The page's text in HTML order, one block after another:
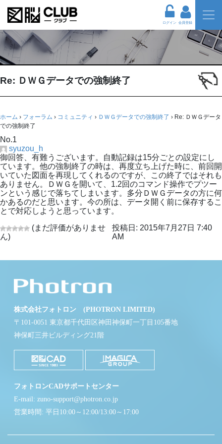
ログイン 会員登録
Re: ＤＷＧデータでの強制終了
ホーム › フォーラム › コミュニティ › ＤＷＧデータでの強制終了 › Re: ＤＷＧデータ
での強制終了
No.1
syuzou_h
御回答、有難うございます。自動記録は15分ごとの設定にし
ています。他の強制終了の時は、再度立ち上げた時に、前回開
いていた図面を再現してくれるのですが、この終了ではそれも
ありません。ＤＷＧを開いて、1.2回のコマンド操作でプツー
ンという感じで落ちてしまいます。多分ＤＷＧデータの方に何
かあるのだと思います。今の所は、データ開く前に保存するこ
とで対応しようと思っています。
(まだ評価がありませ
ん)
投稿日: 2015年7月27日 7:40
AM
株式会社フォトロン (PHOTRON LIMITED)
〒101-0051 東京都千代田区神田神保町一丁目105番地
神保町三井ビルディング21階
フォトロンCADサポートセンター
E-mail: zuno-support@photron.co.jp
営業時間: 平日10:00～12:00/13:00～17:00